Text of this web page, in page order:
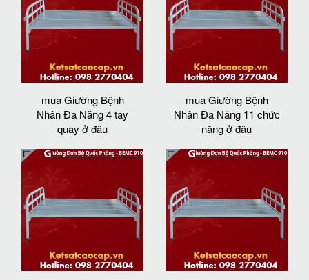
mua Giường Bệnh
Nhân Đa Năng 4 tay
quay ở đâu
mua Giường Bệnh
Nhân Đa Năng 11 chức
năng ở đâu